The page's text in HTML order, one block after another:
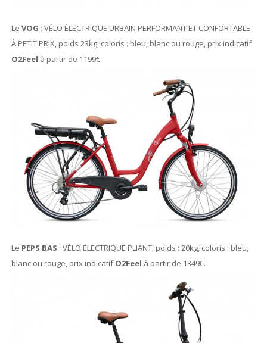
Le VOG : VÉLO ÉLECTRIQUE URBAIN PERFORMANT ET CONFORTABLE
À PETIT PRIX, poids 23kg, coloris : bleu, blanc ou rouge, prix indicatif
O2Feel à partir de 1199€.
Le PEPS BAS : VÉLO ÉLECTRIQUE PLIANT, poids : 20kg, coloris : bleu,
blanc ou rouge, prix indicatifO2Feel à partir de 1349€.